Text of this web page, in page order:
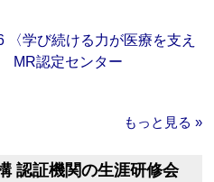
学び続ける力が医療を支え
MR認定センター
もっと見る »
認証機関の生涯研修会